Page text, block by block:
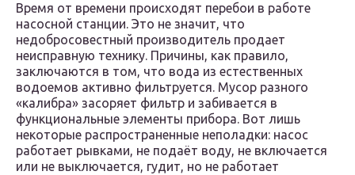
Время от времени происходят перебои в работе
насосной станции. Это не значит, что
недобросовестный производитель продает
неисправную технику. Причины, как правило,
заключаются в том, что вода из естественных
водоемов активно фильтруется. Мусор разного
«калибра» засоряет фильтр и забивается в
функциональные элементы прибора. Вот лишь
некоторые распространенные неполадки: насос
работает рывками, не подаёт воду, не включается
или не выключается, гудит, но не работает